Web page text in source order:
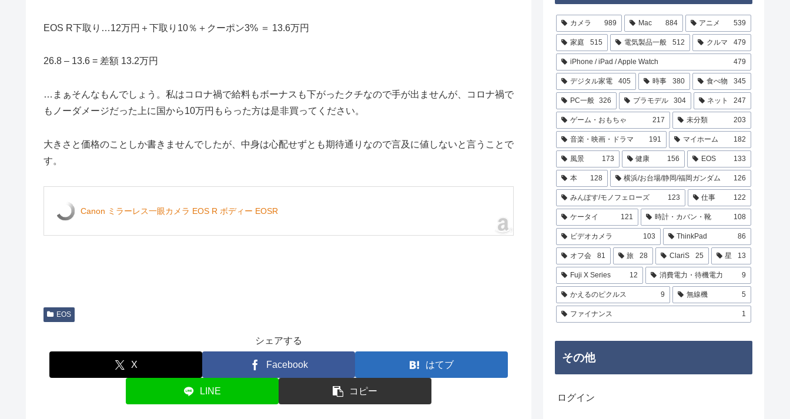
EOS R下取り…12万円＋下取り10％＋クーポン3% ＝ 13.6万円
26.8 – 13.6 = 差額 13.2万円
…まぁそんなもんでしょう。私はコロナ禍で給料もボーナスも下がったクチなので手が出ませんが、コロナ禍で
もノーダメージだった上に国から10万円もらった方は是非買ってください。
大きさと価格のことしか書きませんでしたが、中身は心配せずとも期待通りなので言及に値しないと言うことで
す。
Canon ミラーレス一眼カメラ EOS R ボディー EOSR
EOS
シェアする
X Facebook はてブ
LINE コピー
カメラ 989 Mac 884 アニメ 539
家庭 515 電気製品一般 512 クルマ 479
iPhone / iPad / Apple Watch 479
デジタル家電 405 時事 380 食べ物 345
PC一般 326 プラモデル 304 ネット 247
ゲーム・おもちゃ 217 未分類 203
音楽・映画・ドラマ 191 マイホーム 182
風景 173 健康 156 EOS 133
本 128 横浜/お台場/静岡/福岡ガンダム 126
みんぽす/モノフェローズ 123 仕事 122
ケータイ 121 時計・カバン・靴 108
ビデオカメラ 103 ThinkPad 86
オフ会 81 旅 28 ClariS 25 星 13
Fuji X Series 12 消費電力・待機電力 9
かえるのピクルス 9 無線機 5
ファイナンス 1
その他
ログイン